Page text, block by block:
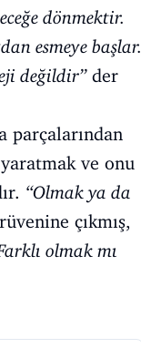
dönmektir.
esmeye başlar.
değildir”der
parçalarından
ve onu
“Olmak ya da
çıkmış,
olmak mı